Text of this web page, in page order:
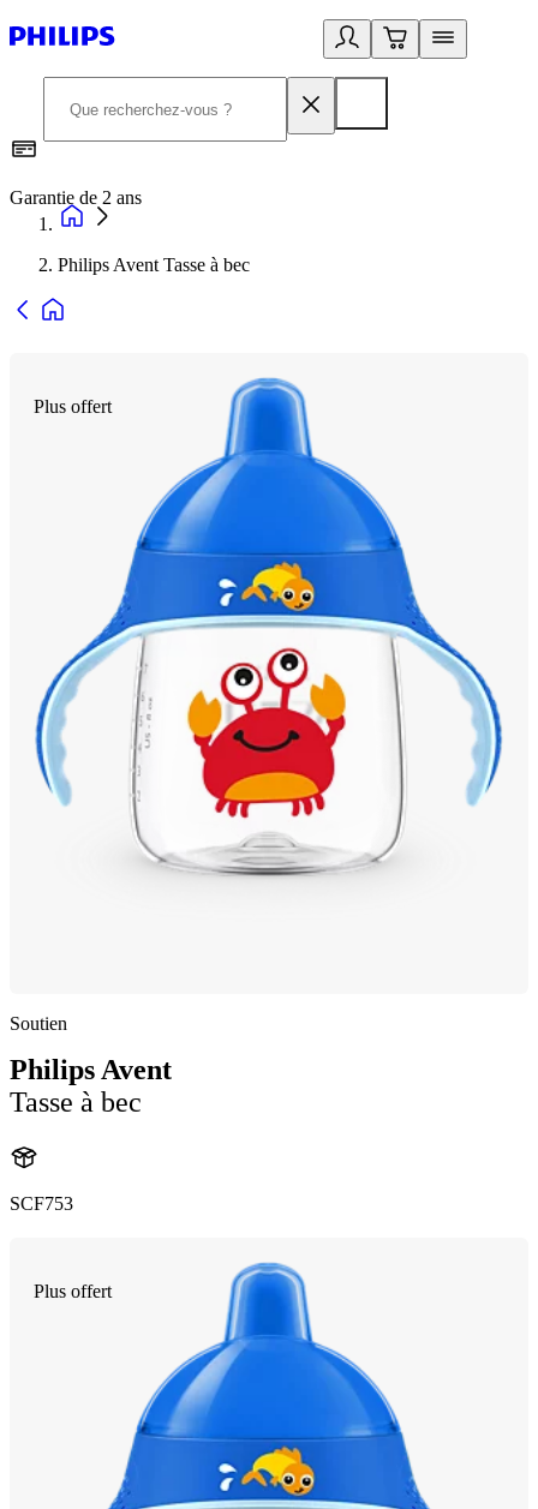
Garantie de 2 ans
Philips Avent Tasse à bec
Plus offert
Soutien
Philips Avent
Tasse à bec
SCF753
Plus offert